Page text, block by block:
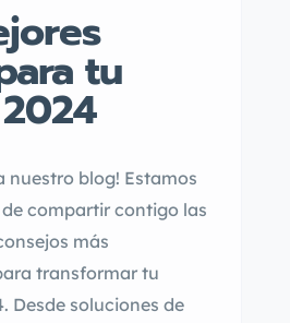
tu
nuestro blog! Estamos
compartir contigo las
más
transformar tu
Desde soluciones de